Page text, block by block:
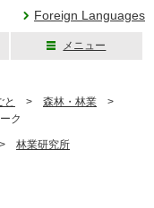
Foreign Languages
メニュー
と > 森林・林業 >
ク
林業研究所